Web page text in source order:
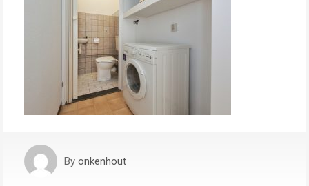
By onkenhout